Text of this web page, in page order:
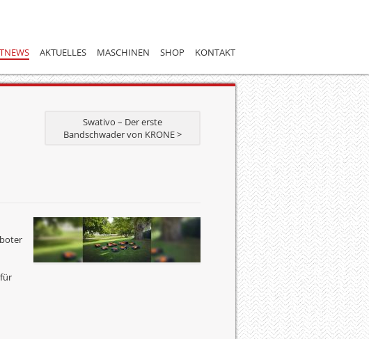
AKTUELLES MASCHINEN SHOP KONTAKT
Swativo – Der erste
Bandschwader von KRONE >